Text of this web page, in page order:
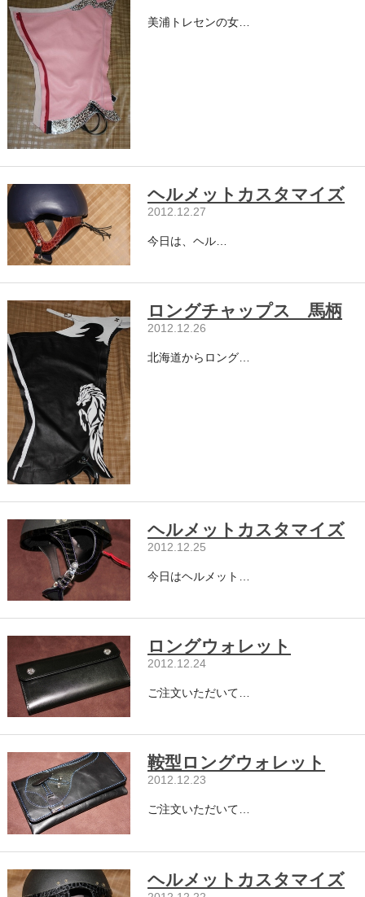
美浦トレセンの女…
ヘルメットカスタマイズ
2012.12.27
今日は、ヘル…
ロングチャップス 馬柄
2012.12.26
北海道からロング…
ヘルメットカスタマイズ
2012.12.25
今日はヘルメット…
ロングウォレット
2012.12.24
ご注文いただいて…
鞍型ロングウォレット
2012.12.23
ご注文いただいて…
ヘルメットカスタマイズ